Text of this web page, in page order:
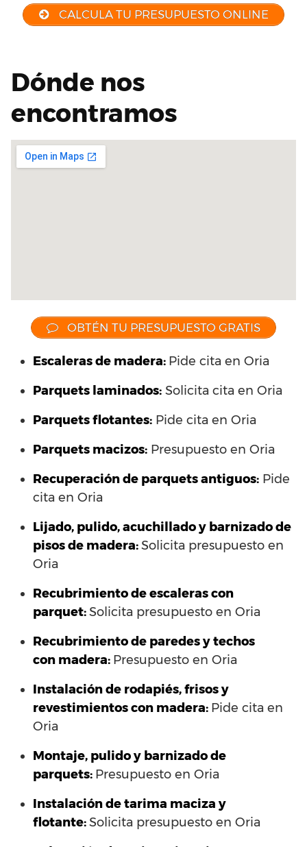
CALCULA TU PRESUPUESTO ONLINE
Dónde nos
encontramos
OBTÉN TU PRESUPUESTO GRATIS
Escaleras de madera: Pide cita en Oria
Parquets laminados: Solicita cita en Oria
Parquets flotantes: Pide cita en Oria
Parquets macizos: Presupuesto en Oria
Recuperación de parquets antiguos: Pide
cita en Oria
Lijado, pulido, acuchillado y barnizado de
pisos de madera:Solicita presupuesto en
Oria
Recubrimiento de escaleras con
parquet:Solicita presupuesto en Oria
Recubrimiento de paredes y techos
con madera: Presupuesto en Oria
Instalación de rodapiés, frisos y
revestimientos con madera: Pide cita en
Oria
Montaje, pulido y barnizado de
parquets: Presupuesto en Oria
Instalación de tarima maciza y
flotante:Solicita presupuesto en Oria